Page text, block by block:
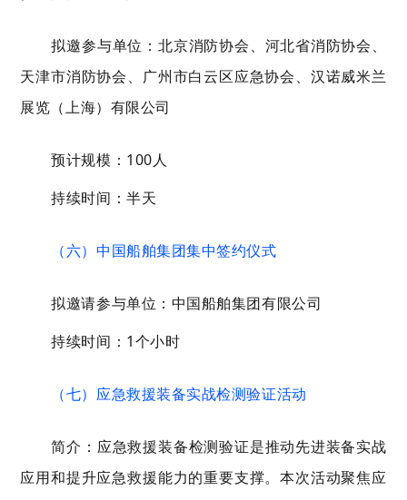
拟邀参与单位：北京消防协会、河北省消防协会、
天津市消防协会、广州市白云区应急协会、汉诺威米兰
展览（上海）有限公司
预计规模：100人
持续时间：半天
（六）中国船舶集团集中签约仪式
拟邀请参与单位：中国船舶集团有限公司
持续时间：1个小时
（七）应急救援装备实战检测验证活动
简介：应急救援装备检测验证是推动先进装备实战
应用和提升应急救援能力的重要支撑。本次活动聚焦应